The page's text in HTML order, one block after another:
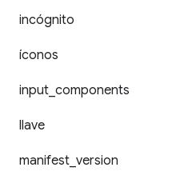
incógnito
íconos
input components
llave
manifest version